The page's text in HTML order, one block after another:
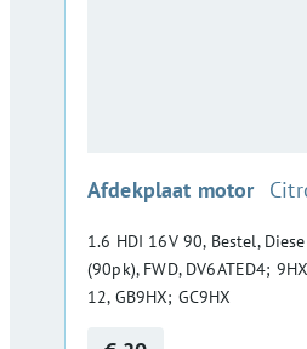
Afdekplaat motor :
1.6 HDI 16V 90, Bestel,
(90pk), FWD, DV6ATED4;
12, GB9HX; GC9HX